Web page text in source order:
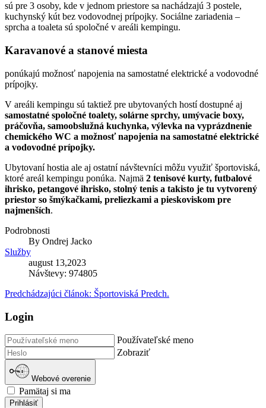
sú pre 3 osoby, kde v jednom priestore sa nachádzajú 3 postele,
kuchynský kút bez vodovodnej prípojky. Sociálne zariadenia –
sprcha a toaleta sú spoločné v areáli kempingu.
Karavanové a stanové miesta
ponúkajú možnosť napojenia na samostatné elektrické a vodovodné
prípojky.
V areáli kempingu sú taktiež pre ubytovaných hostí dostupné aj
samostatné spoločné toalety, solárne sprchy, umývacie boxy,
práčovňa, samoobslužná kuchynka, výlevka na vyprázdnenie
chemického WC a možnosť napojenia na samostatné elektrické
a vodovodné prípojky.
Ubytovaní hostia ale aj ostatní návštevníci môžu využiť športoviská,
ktoré areál kempingu ponúka. Najmä 2 tenisové kurty, futbalové
ihrisko, petangové ihrisko, stolný tenis a takisto je tu vytvorený
priestor so šmýkačkami, preliezkami a pieskoviskom pre
najmenších.
Podrobnosti
By Ondrej Jacko
Služby
august 13,2023
Návštevy: 974805
Predchádzajúci článok: Športoviská Predch.
Login
Používateľské meno
Zobraziť
Webové overenie
Pamätaj si ma
Prihlásiť